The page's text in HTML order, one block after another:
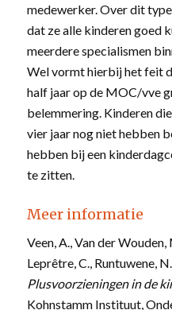
medewerker. Over dit
dat ze alle kinderen goed
meerdere specialismen
Wel vormt hierbij het feit
half jaar op de MOC/vve
belemmering. Kinderen
vier jaar nog niet hebben
hebben bij een
te zitten.
Meer informatie
Veen, A., Van der
Leprêtre, C., Runtuwene,
Plusvoorzieningen in de
Kohnstamm Instituut,